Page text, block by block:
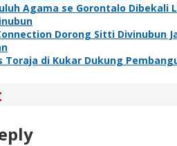
Agama se Gorontalo Dibekali
Dorong Sitti Divinubun
Toraja di Kukar Dukung